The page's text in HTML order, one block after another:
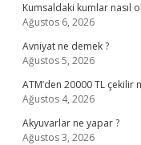
Kumsaldaki kumlar nasıl
Ağustos 6, 2026
Avniyat ne demek ?
Ağustos 5, 2026
ATM’den 20000 TL çekilir
Ağustos 4, 2026
Akyuvarlar ne yapar ?
Ağustos 3, 2026